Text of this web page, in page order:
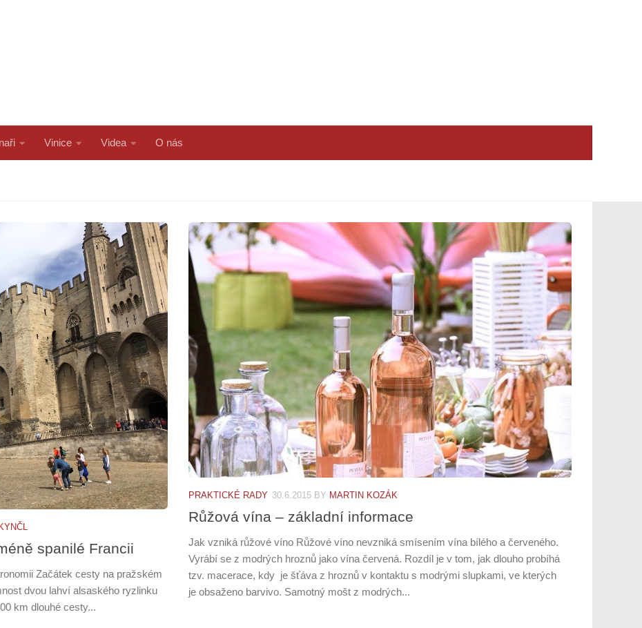
Vinice Videa O nás
spanilé Francii
Začátek cesty na pražském
dvou lahví alsaského ryzlinku
km dlouhé cesty...
PRAKTICKÉ RADY 30.6.2015 BY MARTIN KOZÁK
Růžová vína – základní informace
Jak vzniká růžové víno Růžové víno nevzniká smísením vína bílého a červeného.
Vyrábí se z modrých hroznů jako vína červená. Rozdíl je v tom, jak dlouho probíhá
tzv. macerace, kdy je šťáva z hroznů v kontaktu s modrými slupkami, ve kterých
je obsaženo barvivo. Samotný mošt z modrých...